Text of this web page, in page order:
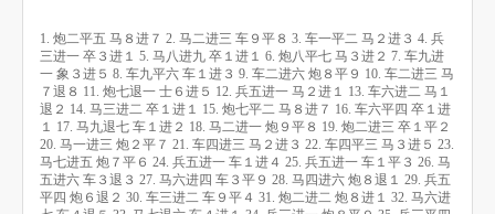
12.兵五进一
马２进１
13.车六进二
马１退２
14.马三进二
卒１进１
15.炮七平二
马８进７
16.车六平四
卒１进１
1. 炮二平五 马８进７ 2. 马二进三 车９平８ 3. 车一平二 马２进３ 4. 兵
三进一 卒３进１ 5. 马八进九 卒１进１ 6. 炮八平七 马３进２ 7. 车九进
一 象３进５ 8. 车九平六 车１进３ 9. 车二进六 炮８平９ 10. 车二进三 马
７退８ 11. 炮七退一 士６进５ 12. 兵五进一 马２进１ 13. 车六进二 马１
退２ 14. 马三进二 卒１进１ 15. 炮七平二 马８进７ 16. 车六平四 卒１进
１ 17. 马九退七 车１进２ 18. 马二进一 炮９平８ 19. 炮二进三 卒１平２
20. 马一进三 炮２平７ 21. 车四进三 马２进３ 22. 车四平三 马３进５ 23.
马七进五 炮７平６ 24. 兵五进一 车１进４ 25. 兵五进一 车１平３ 26. 马
五进六 车３退３ 27. 马六进四 车３平９ 28. 马四进六 炮８退１ 29. 兵五
平四 炮６退２ 30. 车三进二 车９平４ 31. 炮二进二 炮８进１ 32. 马六进